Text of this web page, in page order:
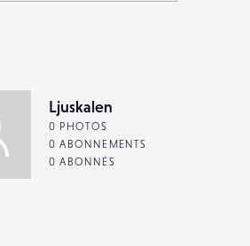
Ljuskalen
0 PHOTOS
0 ABONNEMENTS
0 ABONNÉS